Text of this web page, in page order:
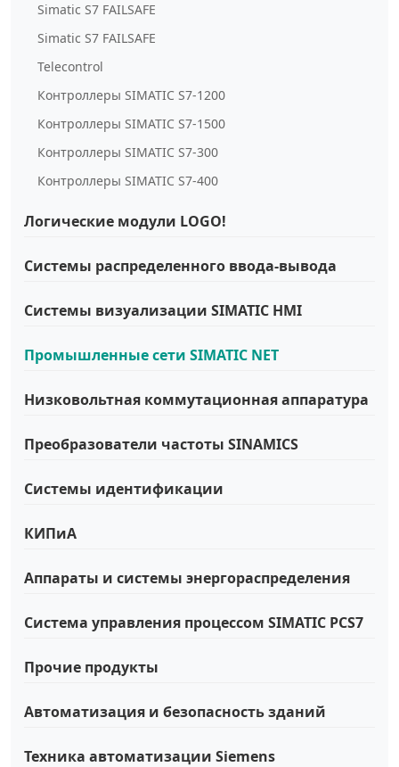
Simatic S7 FAILSAFE
Simatic S7 FAILSAFE
Telecontrol
Контроллеры SIMATIC S7-1200
Контроллеры SIMATIC S7-1500
Контроллеры SIMATIC S7-300
Контроллеры SIMATIC S7-400
Логические модули LOGO!
Системы распределенного ввода-вывода
Системы визуализации SIMATIC HMI
Промышленные сети SIMATIC NET
Низковольтная коммутационная аппаратура
Преобразователи частоты SINAMICS
Системы идентификации
КИПиА
Аппараты и системы энергораспределения
Система управления процессом SIMATIC PCS7
Прочие продукты
Автоматизация и безопасность зданий
Техника автоматизации Siemens